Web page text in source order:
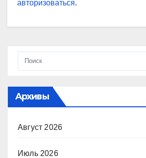
авторизоваться.
Архивы
Август 2026
Июль 2026